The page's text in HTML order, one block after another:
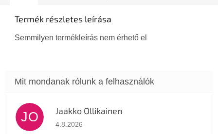
Termék részletes leírása
Semmilyen termékleírás nem érhető el
JO Jaakko Ollikainen
Az áruház értékelése 5-ből 5 csillag.
4.8.2026